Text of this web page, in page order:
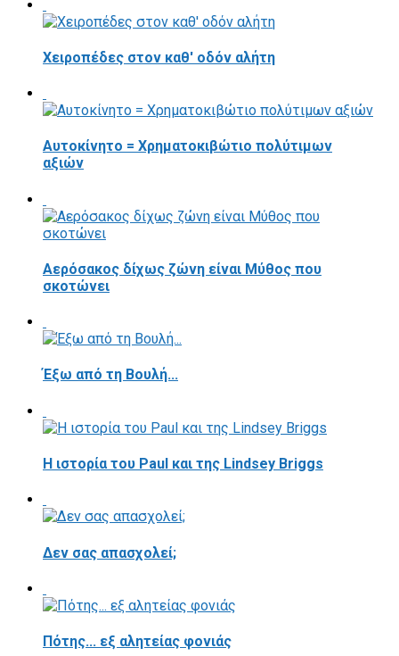
Χειροπέδες στον καθ' οδόν αλήτη
Αυτοκίνητο = Χρηματοκιβώτιο πολύτιμων
αξιών
Αερόσακος δίχως ζώνη είναι Μύθος που
σκοτώνει
Έξω από τη Βουλή...
Η ιστορία του Paul και της Lindsey Briggs
Δεν σας απασχολεί;
Πότης... εξ αλητείας φονιάς